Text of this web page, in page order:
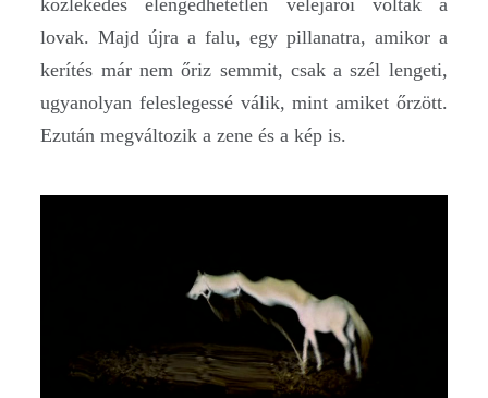
lovak. Majd újra a falu, egy pillanatra, amikor a
kerítés már nem őriz semmit, csak a szél lengeti,
ugyanolyan feleslegessé válik, mint amiket őrzött.
Ezután megváltozik a zene és a kép is.